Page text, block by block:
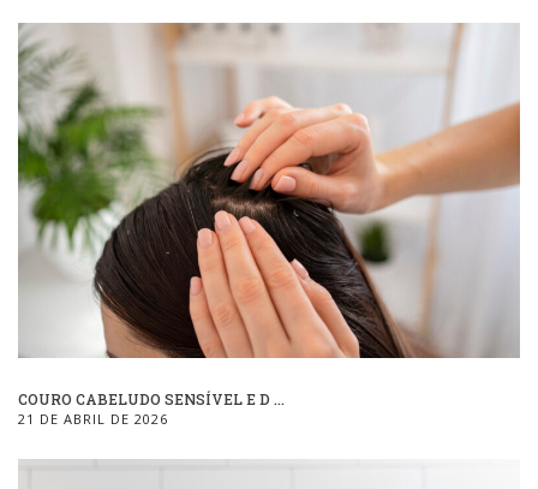
COURO CABELUDO SENSÍVEL E D ...
21 DE ABRIL DE 2026